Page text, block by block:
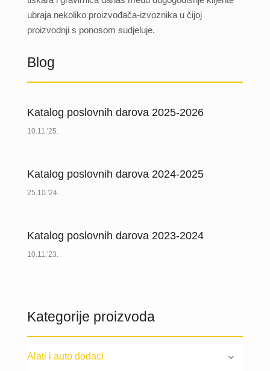
ubraja nekoliko proizvođača-izvoznika u čijoj
proizvodnji s ponosom sudjeluje.
Blog
Katalog poslovnih darova 2025-2026
10.11.'25.
Katalog poslovnih darova 2024-2025
25.10.'24.
Katalog poslovnih darova 2023-2024
10.11.'23.
Kategorije proizvoda
Alati i auto dodaci